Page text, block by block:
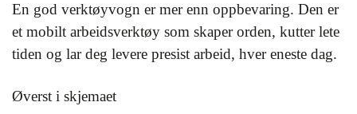
En god verktøyvogn er mer enn oppbevaring. Den er
et mobilt arbeidsverktøy som skaper orden, kutter lete
tiden og lar deg levere presist arbeid, hver eneste dag.
Øverst i skjemaet